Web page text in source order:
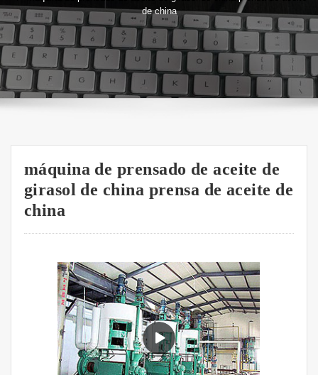
de china
máquina de prensado de aceite de
girasol de china prensa de aceite de
china